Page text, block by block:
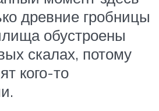
древние гробницы
обустроены
скалах, потому
кого-то